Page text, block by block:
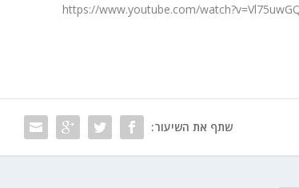
https://www.youtube.com/
שתף את השיעור: